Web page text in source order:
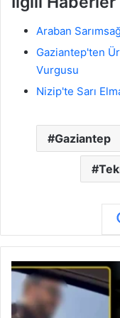
Araban
Gaziantep'ten
Vurgusu
Nizip'te Sarı
Gaziantep
T
f